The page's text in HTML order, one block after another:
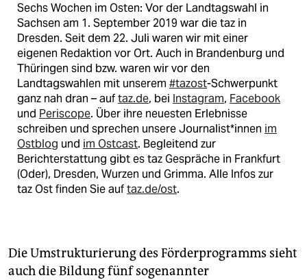
Sechs Wochen im Osten: Vor der Landtagswahl in
Sachsen am 1. September 2019 war die taz in
Dresden. Seit dem 22. Juli waren wir mit einer
eigenen Redaktion vor Ort. Auch in Brandenburg und
Thüringen sind bzw. waren wir vor den
Landtagswahlen mit unserem #tazost-Schwerpunkt
ganz nah dran – auftaz.de, bei Instagram, Facebook
und Periscope. Über ihre neuesten Erlebnisse
schreiben und sprechen unsere Journalist*innen im
Ostblog und im Ostcast. Begleitend zur
Berichterstattung gibt es taz Gespräche in Frankfurt
(Oder), Dresden, Wurzen und Grimma. Alle Infos zur
taz Ost finden Sie auftaz.de/ost.
Die Umstrukturierung des Förderprogramms sieht
auch die Bildung fünf sogenannter